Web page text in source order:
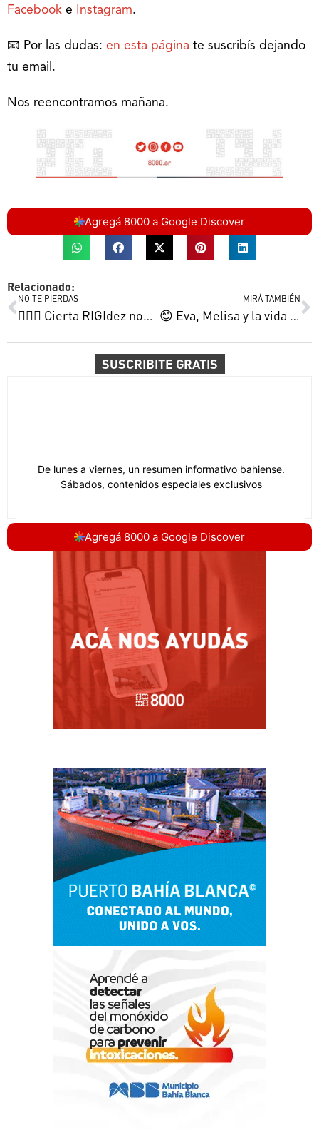
Facebook e Instagram.
📧 Por las dudas: en esta página te suscribís dejando
tu email.
Nos reencontramos mañana.
Agregá 8000 a Google Discover
Relacionado:
NO TE PIERDAS MIRÁ TAMBIÉN
SUSCRIBITE GRATIS
Agregá 8000 a Google Discover